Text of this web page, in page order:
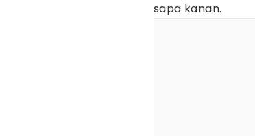
sapa kanan.